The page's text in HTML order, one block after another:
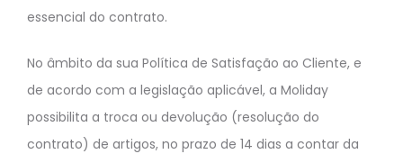
essencial do contrato.
No âmbito da sua Política de Satisfação ao Cliente, e
de acordo com a legislação aplicável, a Moliday
possibilita a troca ou devolução (resolução do
contrato) de artigos, no prazo de 14 dias a contar da